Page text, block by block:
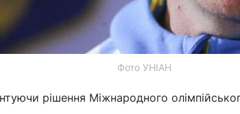
Фото УНІАН
рішення Міжнародного